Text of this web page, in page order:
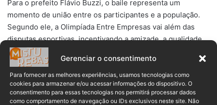
Gerenciar o consentimento
Para fornecer as melhores experiências, usamos tecnologias como
cookies para armazenar e/ou acessar informações do dispositivo. O
consentimento para essas tecnologias nos permitirá processar dados
como comportamento de navegação ou IDs exclusivos neste site. Não
Para o prefeito Flávio Buzzi, o baile representa um
momento de união entre os participantes e a população.
Segundo ele, a Olimpíada Entre Empresas vai além das
disputas esportivas, incentivando a amizade, a qualidade
de vida e a integração entre as equipes, suas famílias e a
comunidade.
A Prefeitura reforça o convite para que a população
participe da programação e destaca o compromisso em